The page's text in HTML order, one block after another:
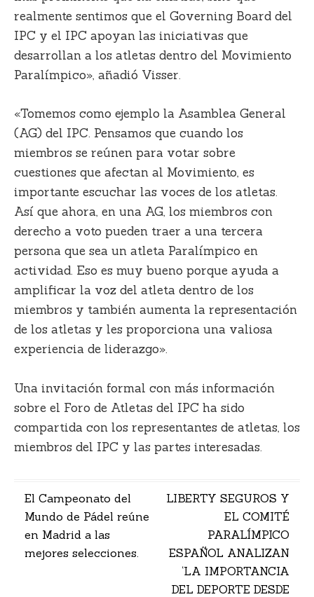
realmente sentimos que el Governing Board del
IPC y el IPC apoyan las iniciativas que
desarrollan a los atletas dentro del Movimiento
Paralímpico», añadió Visser.
«Tomemos como ejemplo la Asamblea General
(AG) del IPC. Pensamos que cuando los
miembros se reúnen para votar sobre
cuestiones que afectan al Movimiento, es
importante escuchar las voces de los atletas.
Así que ahora, en una AG, los miembros con
derecho a voto pueden traer a una tercera
persona que sea un atleta Paralímpico en
actividad. Eso es muy bueno porque ayuda a
amplificar la voz del atleta dentro de los
miembros y también aumenta la representación
de los atletas y les proporciona una valiosa
experiencia de liderazgo».
Una invitación formal con más información
sobre el Foro de Atletas del IPC ha sido
compartida con los representantes de atletas, los
miembros del IPC y las partes interesadas.
Navegación
de
entradas
El Campeonato del
Mundo de Pádel reúne
en Madrid a las
mejores selecciones.
LIBERTY SEGUROS Y
EL COMITÉ
PARALÍMPICO
ESPAÑOL ANALIZAN
‘LA IMPORTANCIA
DEL DEPORTE DESDE